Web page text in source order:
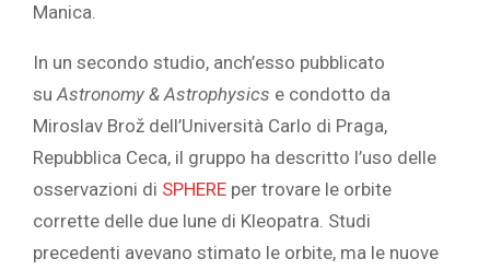
Manica.
In un secondo studio, anch’esso pubblicato
su Astronomy & Astrophysics e condotto da
Miroslav Brož dell’Università Carlo di Praga,
Repubblica Ceca, il gruppo ha descritto l’uso delle
osservazioni di SPHERE per trovare le orbite
corrette delle due lune di Kleopatra. Studi
precedenti avevano stimato le orbite, ma le nuove